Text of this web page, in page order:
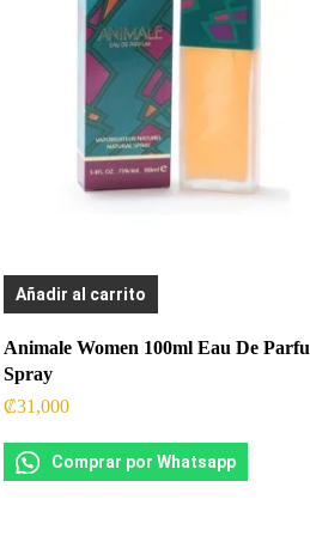
Añadir al carrito
Animale Women 100ml Eau De
Spray
₡31,000
Comprar por Whatsapp